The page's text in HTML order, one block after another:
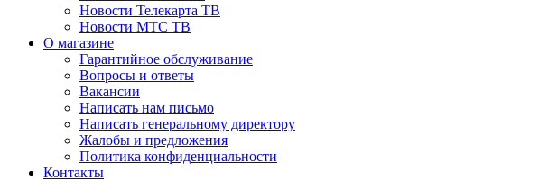
Новости Телекарта ТВ
Новости МТС ТВ
О магазине
Гарантийное обслуживание
Вопросы и ответы
Вакансии
Написать нам письмо
Написать генеральному директору
Жалобы и предложения
Политика конфиденциальности
Контакты